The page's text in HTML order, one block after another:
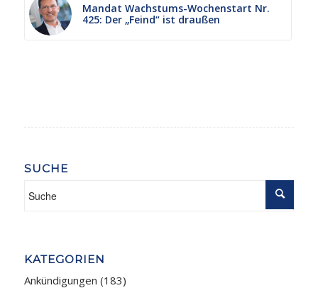
Mandat Wachstums-Wochenstart Nr.
425: Der „Feind“ ist draußen
SUCHE
KATEGORIEN
Ankündigungen (183)